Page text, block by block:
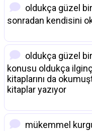
oldukça güzel
sonradan kendisini
oldukça güzel
konusu oldukça
kitaplarını da
kitaplar yazıyor
mükemmel